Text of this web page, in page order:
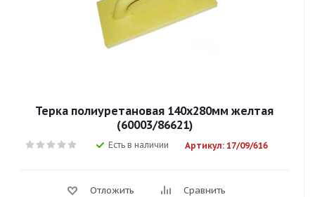
Терка полиуретановая 140х280мм желтая
(60003/86621)
Есть в наличии Артикул: 17/09/616
Отложить Сравнить